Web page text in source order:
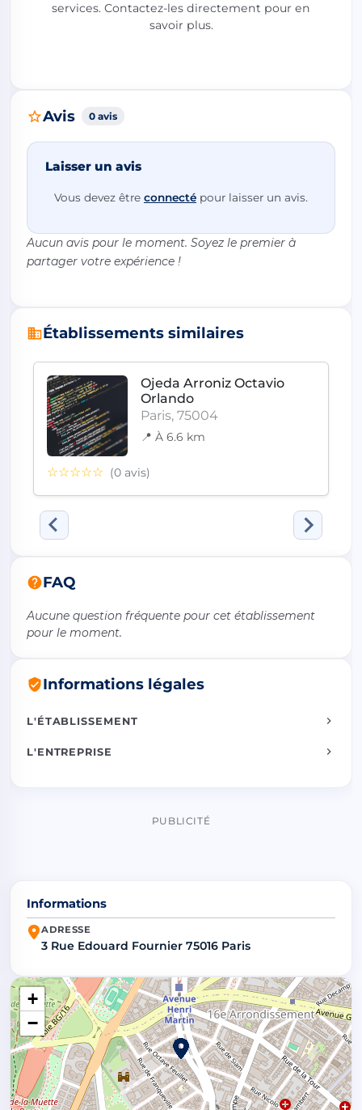
services. Contactez-les directement pour en
savoir plus.
Avis 0 avis
Laisser un avis
Vous devez être connecté pour laisser un avis.
Aucun avis pour le moment. Soyez le premier à
partager votre expérience !
Établissements similaires
Ojeda Arroniz Octavio
Orlando
Paris, 75004
📍 À 6.6 km
☆☆☆☆☆ (0 avis)
FAQ
Aucune question fréquente pour cet établissement
pour le moment.
Informations légales
L'ÉTABLISSEMENT
L'ENTREPRISE
PUBLICITÉ
Informations
ADRESSE
3 Rue Edouard Fournier 75016 Paris
+
−